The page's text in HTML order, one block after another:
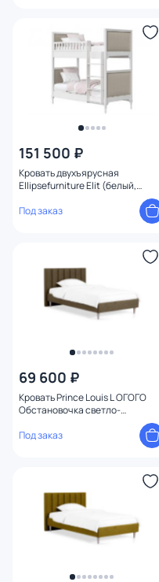
151 500 ₽
Кровать двухъярусная
Ellipsefurniture Elit (белый,
бежевая ткань) ET010101020101
Под заказ
69 600 ₽
Кровать Prince Louis L ОГОГО
Обстановочка светло-
Под заказ